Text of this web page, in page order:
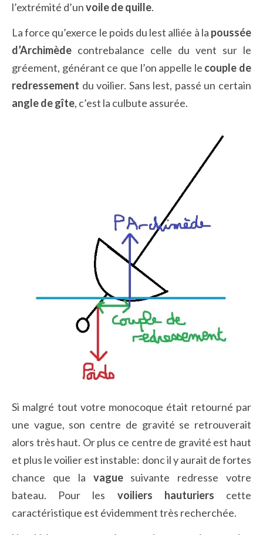
l’extrémité d’unvoile de quille.
La force qu’exerce le poids du lest alliée à la poussée
d’Archimède contrebalance celle du vent sur le
gréement, générant ce que l’on appelle le couple de
redressement du voilier. Sans lest, passé un certain
angle de gîte, c’est la culbute assurée.
Si malgré tout votre monocoque était retourné par
une vague, son centre de gravité se retrouverait
alors très haut. Or plus ce centre de gravité est haut
et plus le voilier est instable: donc il y aurait de fortes
chance que la vaguesuivante redresse votre
bateau. Pour les voiliers hauturiers cette
caractéristique est évidemment très recherchée.